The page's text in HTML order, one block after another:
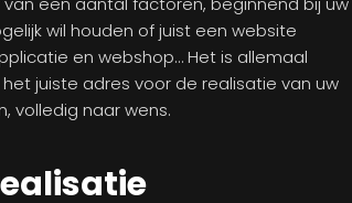
wil houden of juist een website
en webshop… Het is allemaal
juiste adres voor de realisatie van uw
volledig naar wens.